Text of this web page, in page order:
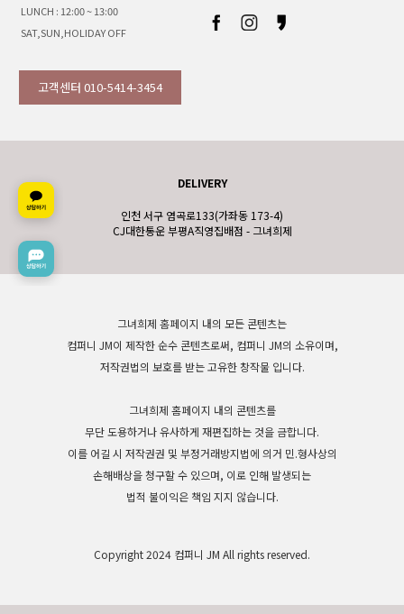
LUNCH : 12:00 ~ 13:00
SAT,SUN,HOLIDAY OFF
고객센터 010-5414-3454
DELIVERY
인천 서구 염곡로133(가좌동 173-4)
CJ대한통운 부평A직영집배점 - 그녀희제
그녀희제 홈페이지 내의 모든 콘텐츠는
컴퍼니 JM이 제작한 순수 콘텐츠로써, 컴퍼니 JM의 소유이며,
저작권법의 보호를 받는 고유한 창작물 입니다.
그녀희제 홈페이지 내의 콘텐츠를
무단 도용하거나 유사하게 재편집하는 것을 금합니다.
이를 어길 시 저작권권 및 부정거래방지법에 의거 민.형사상의
손해배상을 청구할 수 있으며, 이로 인해 발생되는
법적 불이익은 책임 지지 않습니다.
Copyright 2024 컴퍼니 JM All rights reserved.